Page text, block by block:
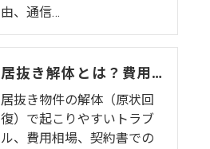
由、通信…
居抜き解体とは？費用相場・退去時のトラブル・注意点をわかりやすく解説
居抜き物件の解体（原状回
復）で起こりやすいトラブ
ル、費用相場、契約書での